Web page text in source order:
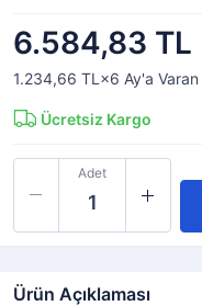
6.584,83 TL
1.234,66 TL×6 Ay'a Varan
Ücretsiz Kargo
Adet
Ürün Açıklaması